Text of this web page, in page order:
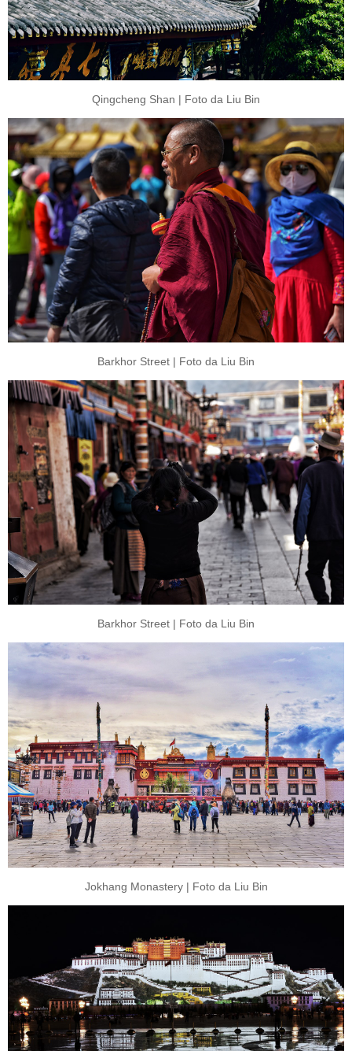
Qingcheng Shan | Foto da Liu Bin
Barkhor Street | Foto da Liu Bin
Barkhor Street | Foto da Liu Bin
Jokhang Monastery | Foto da Liu Bin